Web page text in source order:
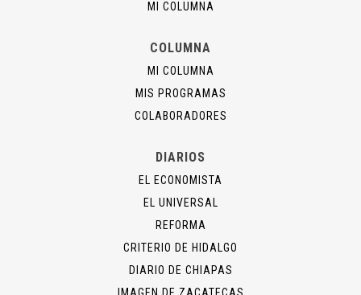
MI COLUMNA
COLUMNA
MI COLUMNA
MIS PROGRAMAS
COLABORADORES
DIARIOS
EL ECONOMISTA
EL UNIVERSAL
REFORMA
CRITERIO DE HIDALGO
DIARIO DE CHIAPAS
IMAGEN DE ZACATECAS